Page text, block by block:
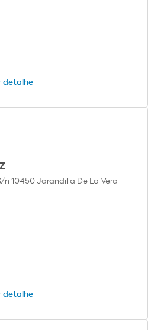
detalhe
n 10450 Jarandilla De La Vera
detalhe